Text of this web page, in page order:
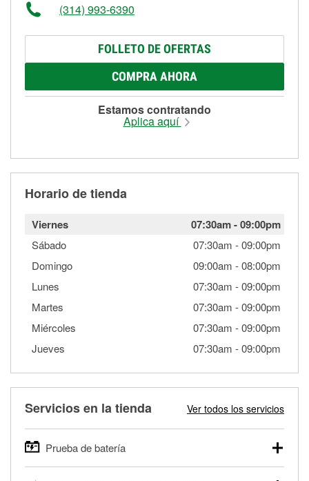
(314) 993-6390
FOLLETO DE OFERTAS
COMPRA AHORA
Estamos contratando
Aplica aquí
Horario de tienda
Viernes 07:30am-09:00pm
Sábado 07:30am -09:00pm
Domingo
09:00am -08:00pm
Lunes
07:30am -09:00pm
Martes
07:30am -09:00pm
Miércoles
07:30am -09:00pm
Jueves
07:30am -09:00pm
Servicios en la tienda Ver todos los servicios
Prueba de batería